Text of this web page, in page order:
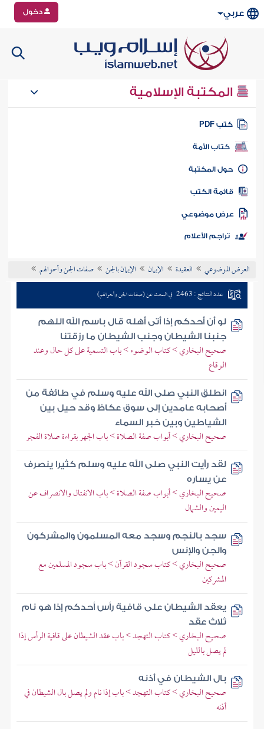
عربي دخول
المكتبة الإسلامية
كتب PDF
كتاب الأمة
المكتبة
الكتب
موضوعي
تراجم الأعلام
العرض الموضوعي العقيدة الإيمان الإيمان بالجن صفات الجن وأحوالهم
عدد النتائج : 2463 في البحث عن (صفات الجن وأحوالهم)
لو أن أحدكم إذا أتى أهله قال باسم الله اللهم
جنبنا الشيطان وجنب الشيطان ما رزقتنا
صحيح البخاري > كتاب الوضوء > باب التسمية على كل حال وعند
الوقاع
انطلق النبي صلى الله عليه وسلم في طائفة من
أصحابه عامدين إلى سوق عكاظ وقد حيل بين
الشياطين وبين خبر السماء
صحيح البخاري > أبواب صفة الصلاة > باب الجهر بقراءة صلاة الفجر
لقد رأيت النبي صلى الله عليه وسلم كثيرا ينصرف
عن يساره
صحيح البخاري > أبواب صفة الصلاة > باب الانفتال والانصراف عن
اليمين والشمال
سجد بالنجم وسجد معه المسلمون والمشركون
والجن والإنس
صحيح البخاري > كتاب سجود القرآن > باب سجود المسلمين مع
المشركين
يعقد الشيطان على قافية رأس أحدكم إذا هو نام
ثلاث عقد
صحيح البخاري > كتاب التهجد > باب عقد الشيطان على قافية الرأس إذا
لم يصل بالليل
بال الشيطان في أذنه
صحيح البخاري > كتاب التهجد > باب إذا نام ولم يصل بال الشيطان في
أذنه